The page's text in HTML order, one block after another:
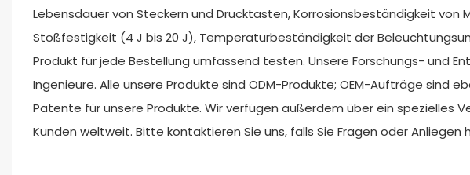
Lebensdauer von Steckern und Drucktasten, Korrosionsbeständigkeit von
Stoßfestigkeit (4 J bis 20 J), Temperaturbeständigkeit der
Produkt für jede Bestellung umfassend testen. Unsere Forschungs- und
Ingenieure. Alle unsere Produkte sind ODM-Produkte; OEM-Aufträge sind
Patente für unsere Produkte. Wir verfügen außerdem über ein spezielles
Kunden weltweit. Bitte kontaktieren Sie uns, falls Sie Fragen oder Anliegen